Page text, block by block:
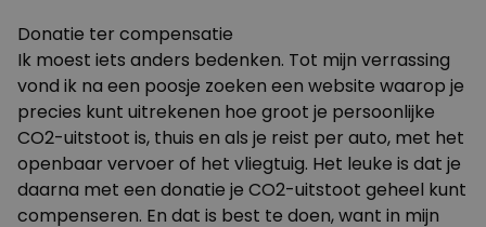
Donatie ter compensatie
Ik moest iets anders bedenken. Tot mijn verrassing
vond ik na een poosje zoeken een website waarop je
precies kunt uitrekenen hoe groot je persoonlijke
CO2-uitstoot is, thuis en als je reist per auto, met het
openbaar vervoer of het vliegtuig. Het leuke is dat je
daarna met een donatie je CO2-uitstoot geheel kunt
compenseren. En dat is best te doen, want in mijn